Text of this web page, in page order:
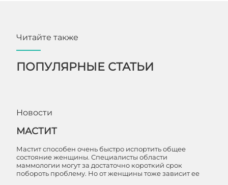
Читайте также
ПОПУЛЯРНЫЕ СТАТЬИ
Новости
МАСТИТ
Мастит способен очень быстро испортить общее
состояние женщины. Специалисты области
маммологии могут за достаточно короткий срок
побороть проблему. Но от женщины тоже зависит ее